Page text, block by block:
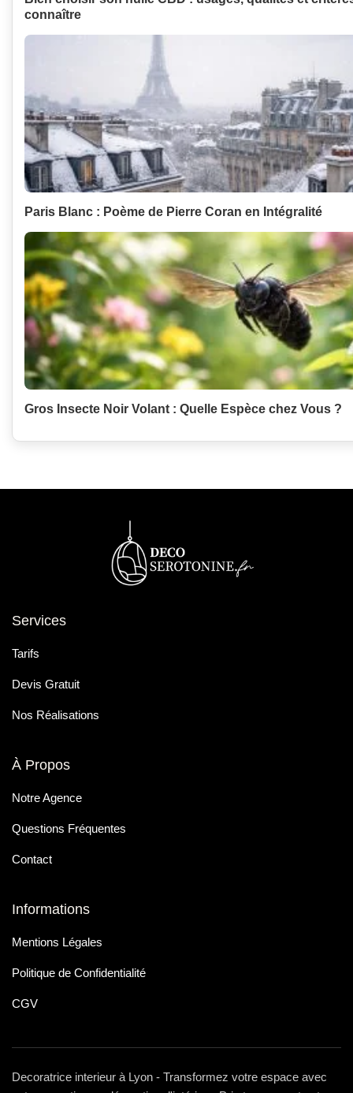
connaître
Paris Blanc : Poème de Pierre Coran en Intégralité
Gros Insecte Noir Volant : Quelle Espèce chez Vous ?
Services
Tarifs
Devis Gratuit
Nos Réalisations
À Propos
Notre Agence
Questions Fréquentes
Contact
Informations
Mentions Légales
Politique de Confidentialité
CGV
Decoratrice interieur à Lyon - Transformez votre espace avec